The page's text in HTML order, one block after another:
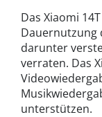
Das Xiaomi
Dauernutzung
darunter
verraten. Das
unterstützen.